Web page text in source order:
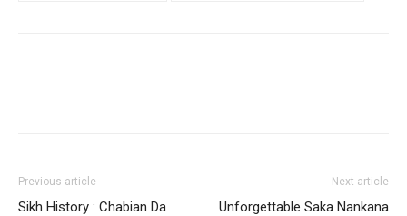
Previous article
Sikh History : Chabian Da
Next article
Unforgettable Saka Nankana